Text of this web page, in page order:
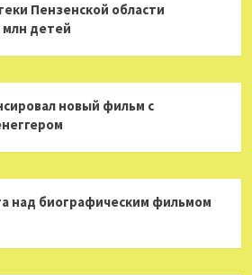
Пензенской области
млн детей
новый фильм с
над биографическим фильмом